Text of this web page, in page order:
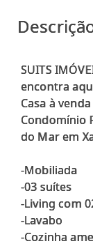
SUITS
encontra
Casa à
Condomínio
do Mar em
-Mobiliada
-03 suítes
-Living com
-Lavabo
-Cozinha